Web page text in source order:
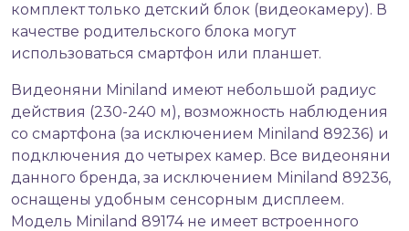
комплект только детский блок (видеокамеру). В
качестве родительского блока могут
использоваться смартфон или планшет.
Видеоняни Miniland имеют небольшой радиус
действия (230-240 м), возможность наблюдения
со смартфона (за исключением Miniland 89236) и
подключения до четырех камер. Все видеоняни
данного бренда, за исключением Miniland 89236,
оснащены удобным сенсорным дисплеем.
Модель Miniland 89174 не имеет встроенного